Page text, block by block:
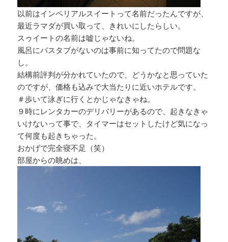
以前はインペリアルスイートって名前だったんですが、
最近ラマダが買い取って、きれいにしたらしい。
スゥイートの名前は嘘じゃないね。
風呂にバスタブがないのは事前に知ってたので問題な
し。
結構前評判が分かれていたので、どうかなと思っていた
のですが、価格も込みで大当たりに近いホテルです。
＃歩いて泳ぎに行くとかじゃなきゃね。
９時にレンタカーのデリバリーがあるので、起きなきゃ
いけないって事で、タイマーはセットしたけど気になっ
て何度も起きちゃった。
おかげで完全寝不足（笑）
部屋からの眺めは、